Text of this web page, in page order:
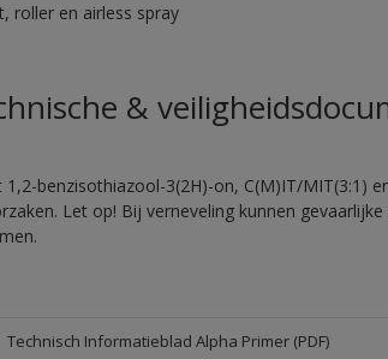
roller en airless spray
&
1,2-benzisothiazool-3(2H)-on, C(M)IT/MIT(3:1)
Let op! Bij verneveling kunnen
Technisch Informatieblad Alpha Primer (PDF)